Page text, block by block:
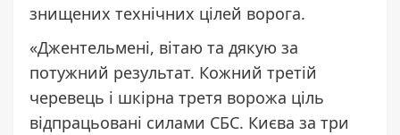
знищених технічних цілей ворога.
«Джентельмені, вітаю та дякую за
потужний результат. Кожний третій
черевець і шкірна третя ворожа ціль
відпрацьовані силами СБС. Києва за три